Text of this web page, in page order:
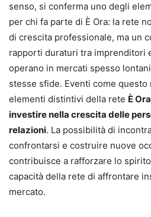
senso, si conferma uno degli
per chi fa parte di È Ora: la rete
di crescita professionale, ma un
rapporti duraturi tra imprenditori
operano in mercati spesso
stesse sfide. Eventi come
elementi distintivi della rete È Ora
investire nella crescita delle
relazioni. La possibilità di
confrontarsi e costruire nuove
contribuisce a rafforzare lo
capacità della rete di affrontare
mercato.